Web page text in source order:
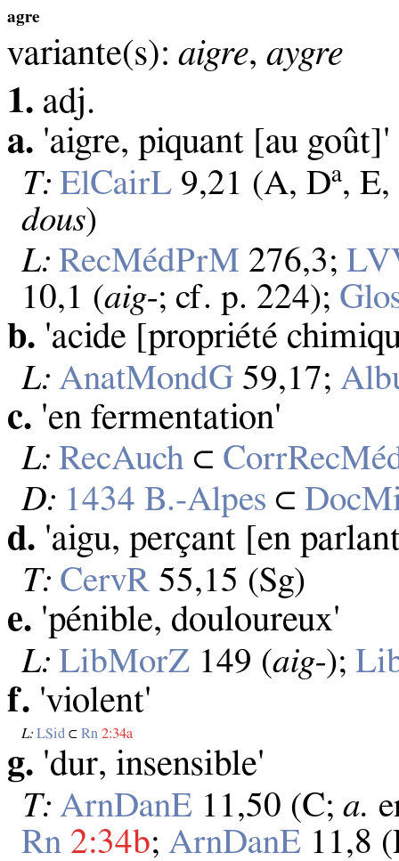
agre
variante(s): aigre, aygre
1. adj.
a. 'aigre, piquant [au goût]'
T: ElCairL 9,21 (A, Da,
dous)
L: RecMédPrM 276,3;
10,1 (aig‑; cf. p. 224);
b. 'acide [propriété
L: AnatMondG 59,17;
c. 'en fermentation'
L: RecAuch ⊂
D: 1434 B.‑Alpes ⊂
d. 'aigu, perçant [en
T: CervR 55,15 (Sg)
e. 'pénible, douloureux'
L: LibMorZ 149 (aig‑);
f. 'violent'
L: LSid ⊂Rn 2:34a
g. 'dur, insensible'
T: ArnDanE 11,50 (C;a.
Rn 2:34b; ArnDanE 11,8